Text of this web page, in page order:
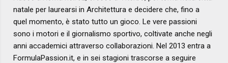
natale per laurearsi in Architettura e decidere che, fino a
quel momento, è stato tutto un gioco. Le vere passioni
sono i motori e il giornalismo sportivo, coltivate anche negli
anni accademici attraverso collaborazioni. Nel 2013 entra a
FormulaPassion.it, e in sei stagioni trascorse a seguire